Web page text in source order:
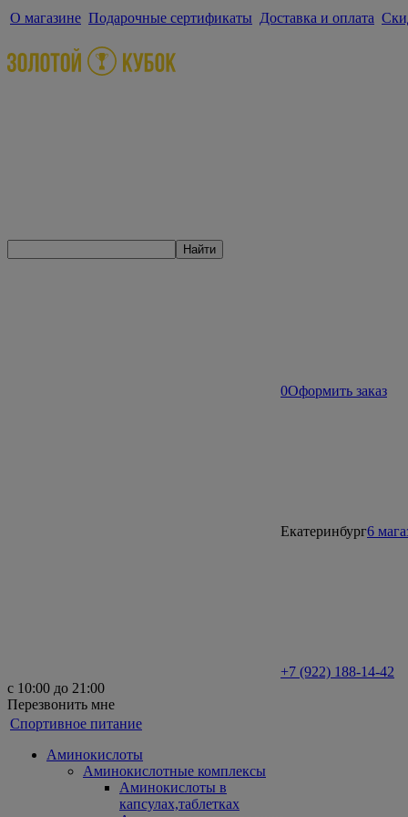
О магазине Подарочные сертификаты Доставка и оплата
Найти
0Оформить заказ
Екатеринбург6
+7 (922) 188-14-42
с 10:00 до 21:00
Перезвонить мне
Спортивное питание
Аминокислоты
Аминокислотные комплексы
Аминокислоты в
капсулах,таблетках